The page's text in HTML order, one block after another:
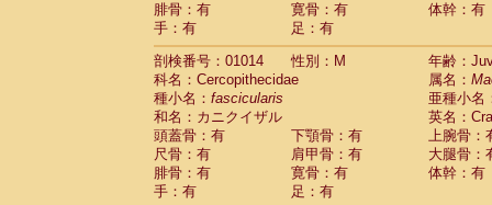
腓骨：有
寛骨：有
体幹：有
手：有
足：有
剖検番号：01014
性別：M
年齢：
科名：Cercopithecidae
属名：
種小名： fascicularis
亜種小名
和名：カニクイザル
英名：
頭蓋骨：有
下顎骨：有
上腕骨：
尺骨：有
肩甲骨：有
大腿骨：
腓骨：有
寛骨：有
体幹：有
手：有
足：有